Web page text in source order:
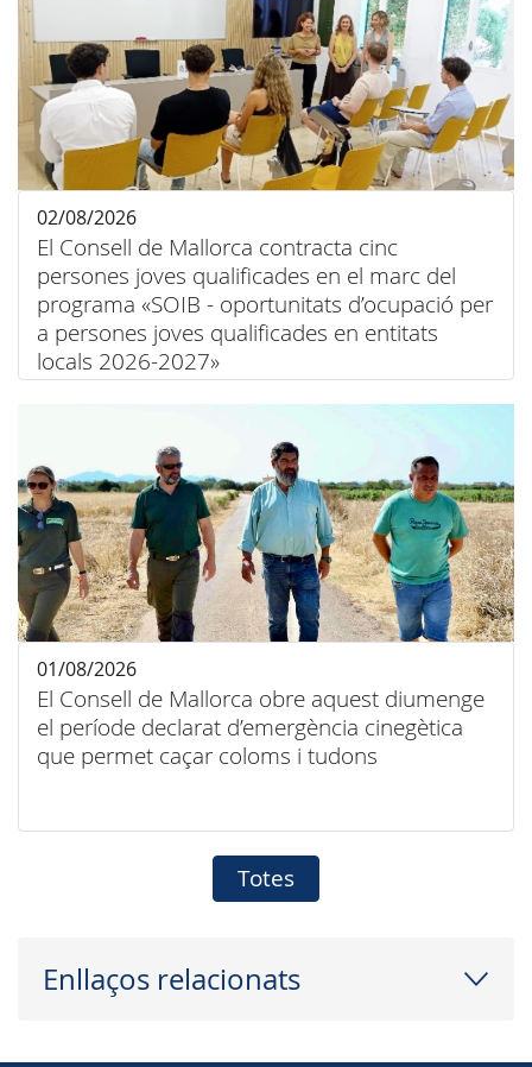
El Consell de Mallorca contracta cinc
persones joves qualificades en el marc del
programa «SOIB - oportunitats d’ocupació per
a persones joves qualificades en entitats
locals 2026-2027»
02/08/2026
El Consell de Mallorca obre aquest diumenge
el període declarat d’emergència cinegètica
que permet caçar coloms i tudons
01/08/2026
Totes
Enllaços relacionats